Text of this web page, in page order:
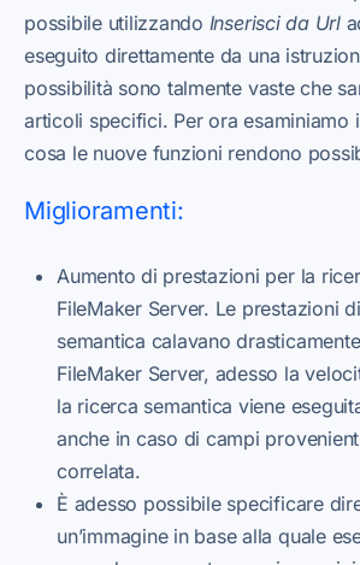
possibile utilizzando Inserisci da Url
eseguito direttamente da una
possibilità sono talmente vaste che
articoli specifici. Per ora esaminiamo
cosa le nuove funzioni rendono
Miglioramenti:
Aumento di prestazioni per la
FileMaker Server. Le prestazioni
semantica calavano
FileMaker Server, adesso la
la ricerca semantica viene
anche in caso di campi
correlata.
È adesso possibile specificare
un’immagine in base alla quale